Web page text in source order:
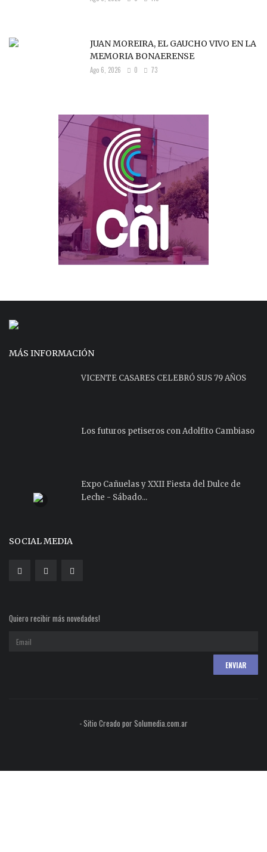
JUAN MOREIRA, EL GAUCHO VIVO EN LA
MEMORIA BONAERENSE
Ago 6, 2026 0 73
MÁS INFORMACIÓN
VICENTE CASARES CELEBRÓ SUS 79 AÑOS
Los futuros petiseros con Adolfito Cambiaso
Expo Cañuelas y XXII Fiesta del Dulce de
Leche - Sábado...
SOCIAL MEDIA
Quiero recibir más novedades!
- Sitio Creado por Solumedia.com.ar